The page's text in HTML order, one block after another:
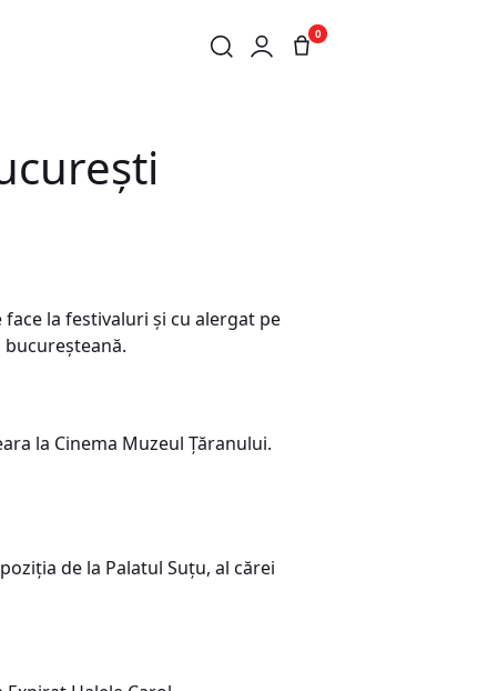
0
la festivaluri și cu alergat pe
la Cinema Muzeul Țăranului.
de la Palatul Suțu, al cărei